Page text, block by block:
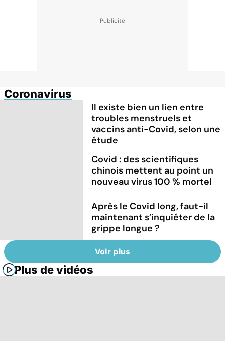
Coronavirus
Il existe bien un lien entre
troubles menstruels et
vaccins anti-Covid, selon une
étude
Covid : des scientifiques
chinois mettent au point un
nouveau virus 100 % mortel
Après le Covid long, faut-il
maintenant s’inquiéter de la
grippe longue ?
Voir plus
Plus de vidéos